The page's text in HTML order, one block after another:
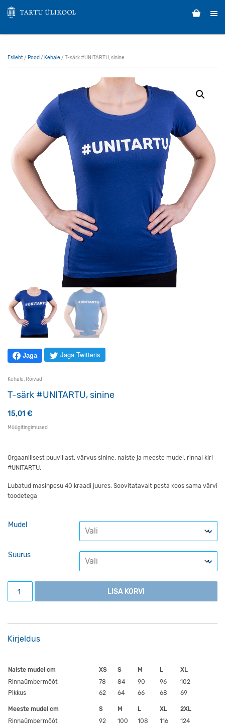
Esileht/ Pood / Kehale / T-särk #UNITARTU, sinine
Jaga Jaga Twitteris
Kehale, Rõivad
T-särk #UNITARTU, sinine
15,01 €
Müügitingimused
Orgaanilisest puuvillast, värvus sinine, naiste ja meeste mudel, rinnal kiri
#UNITARTU.
Lubatud masinpesu 40 kraadi juures. Soovitatavalt pesta koos sama värvi
toodetega
Mudel
Suurus
T-särk #UNITARTU, sinine kogus
LISA KORVI
Kirjeldus
Naiste mudel cm XS S M L
XL
Rinnaümbermõõt
78 84 90 96
102
Pikkus
62 64 66 68 69
Meeste mudel cm S M L XL
2XL
Rinnaümbermõõt
92 100 108 116
124